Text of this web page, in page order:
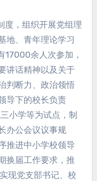
度，组织开展党组理
地、青年理论学习
17000余人次参加，
讲话精神以及关于
判断力、政治领悟
导下的校长负责
小学等为试点，制
办公会议议事规
推进中小学校领导
换届工作要求，推
现党支部书记、校